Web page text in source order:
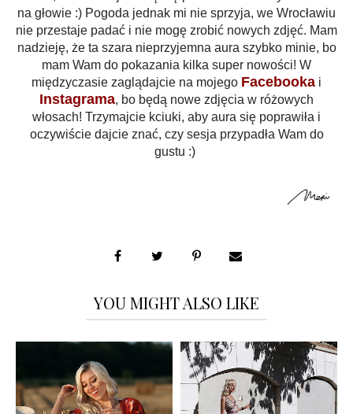
na głowie :) Pogoda jednak mi nie sprzyja, we Wrocławiu
nie przestaje padać i nie mogę zrobić nowych zdjęć. Mam
nadzieję, że ta szara nieprzyjemna aura szybko minie, bo
mam Wam do pokazania kilka super nowości! W
międzyczasie zaglądajcie na mojego Facebooka i
Instagrama, bo będą nowe zdjęcia w różowych
włosach! Trzymajcie kciuki, aby aura się poprawiła i
oczywiście dajcie znać, czy sesja przypadła Wam do
gustu :)
YOU MIGHT ALSO LIKE